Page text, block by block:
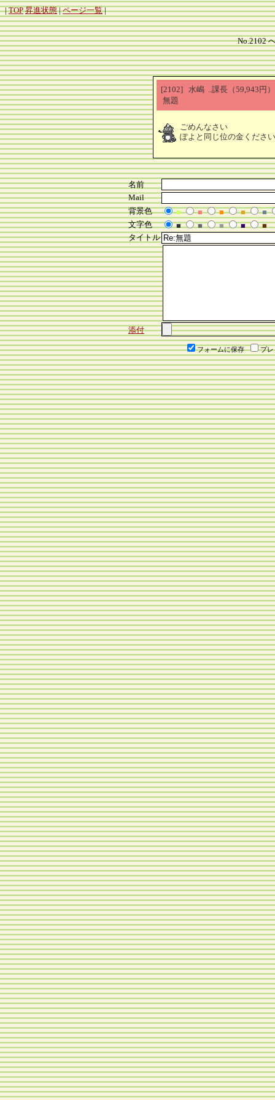
|TOP 昇進状態|ページ一覧|
No.2102
[2102] 水嶋 ..課長（59,943
無題
ごめんなさい
ぽよと同じ位の金ください
名前
Mail
背景色
■ ■ ■ ■
■
文字色
■ ■ ■ ■
■
タイトル
添付
フォームに保存 プレ